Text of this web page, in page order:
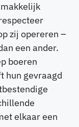
zij opereren –
een ander.
boeren
hun gevraagd
elkaar een